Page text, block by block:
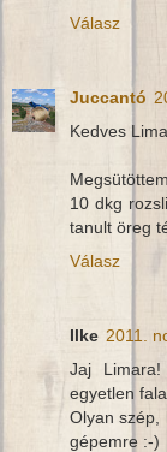
Válasz
Juccantó
Kedves
10 dkg
tanult öreg
Válasz
Ilke 2011.
Jaj
egyetlen
Olyan szép,
gépemre :-)